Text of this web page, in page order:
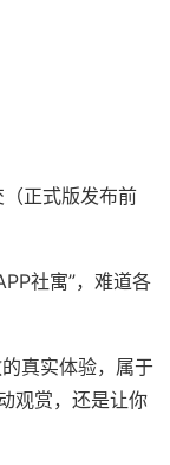
正式版发布前
社寓”，难道各
真实体验，属于
观赏，还是让你